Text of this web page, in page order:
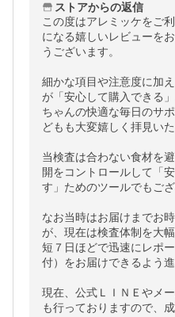
ストアからの返信
この度はアレミッケをご
になる嬉しいレビューを
うございます。
細かな項目や注意度に加
が「安心して購入できる
ちゃんの快適な毎日のサ
どもも大変嬉しく拝見い
当検査は合わない食材を
開をコントロールして「
す」ためのツールでもござ
なお当時はお届けまでお
が、現在は検査体制を大
短７日ほどで迅速にレポ
付）をお届けできるよう
現在、公式ＬＩＮＥやメ
も行っておりますので、